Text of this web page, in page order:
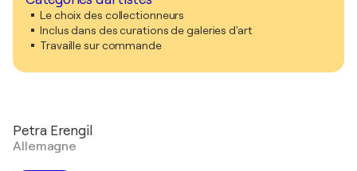
Le choix des collectionneurs
Inclus dans des curations de galeries d'art
Travaille sur commande
Petra Erengil
Allemagne